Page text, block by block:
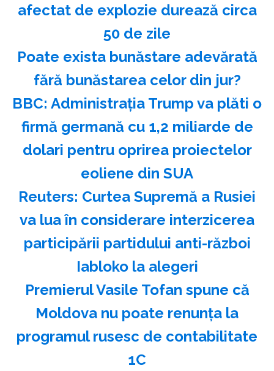
afectat de explozie durează circa
50 de zile
Poate exista bunăstare adevărată
fără bunăstarea celor din jur?
BBC: Administraţia Trump va plăti o
firmă germană cu 1,2 miliarde de
dolari pentru oprirea proiectelor
eoliene din SUA
Reuters: Curtea Supremă a Rusiei
va lua în considerare interzicerea
participării partidului anti-război
Iabloko la alegeri
Premierul Vasile Tofan spune că
Moldova nu poate renunţa la
programul rusesc de contabilitate
1C